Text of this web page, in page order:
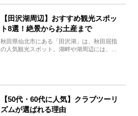
【田沢湖周辺】おすすめ観光スポッ
ト8選！絶景からお土産まで
秋田県仙北市にある「田沢湖」は、秋田屈指
の人気観光スポット。湖畔や湖周辺には、田
【50代・60代に人気】クラブツーリ
ズムが選ばれる理由